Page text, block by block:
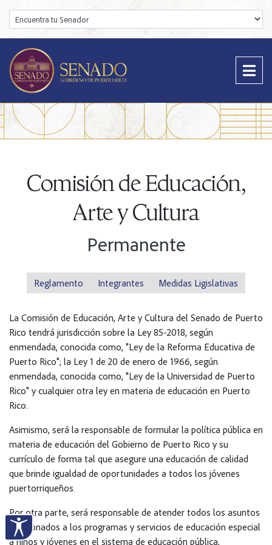
Encuentra tu Senador:
Comisión de Educación,
Arte y Cultura
Permanente
Reglamento Integrantes Medidas Ligislativas
La Comisión de Educación, Arte y Cultura del Senado de Puerto
Rico tendrá jurisdicción sobre la Ley 85-2018, según
enmendada, conocida como, "Ley de la Reforma Educativa de
Puerto Rico"; la Ley 1 de 20 de enero de 1966, según
enmendada, conocida como, "Ley de la Universidad de Puerto
Rico" y cualquier otra ley en materia de educación en Puerto
Rico.
Asimismo, será la responsable de formular la política pública en
materia de educación del Gobierno de Puerto Rico y su
currículo de forma tal que asegure una educación de calidad
que brinde igualdad de oportunidades a todos los jóvenes
puertorriqueños.
Por otra parte, será responsable de atender todos los asuntos
relacionados a los programas y servicios de educación especial
a niños y jóvenes en el sistema de educación pública,